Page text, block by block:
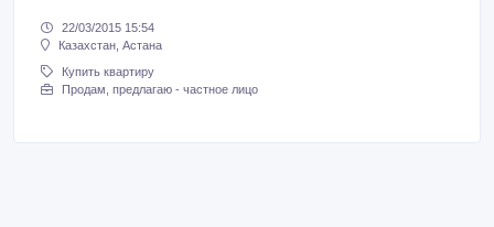
22/03/2015 15:54
Казахстан, Астана
Купить квартиру
Продам, предлагаю - частное лицо